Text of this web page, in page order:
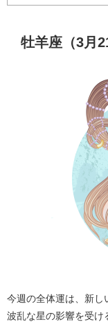
牡羊座（3月
今週の全体運は、新し
波乱な星の影響を受け